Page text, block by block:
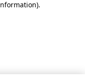
.